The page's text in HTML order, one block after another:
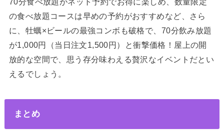
の食べ放題コースは早めの予約がおすすめなど、さら
に、牡蠣×ビールの最強コンボも破格で、70分飲み放題
が1,000円（当日注文1,500円）と衝撃価格！屋上の開
放的な空間で、思う存分味わえる贅沢なイベントだとい
えるでしょう。
まとめ